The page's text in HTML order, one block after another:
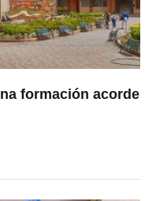
formación acorde